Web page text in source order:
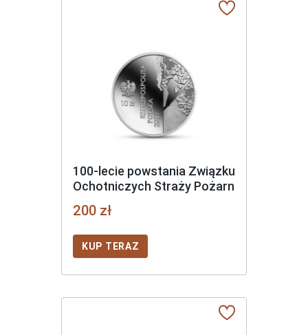
100-lecie powstania Związku
Ochotniczych Straży Pożarn
200 zł
KUP TERAZ